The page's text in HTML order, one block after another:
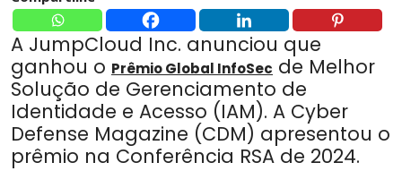
A JumpCloud Inc. anunciou que
ganhou o Prêmio Global InfoSec de Melhor
Solução de Gerenciamento de
Identidade e Acesso (IAM). A Cyber ​​
Defense Magazine (CDM) apresentou o
prêmio na Conferência RSA de 2024.